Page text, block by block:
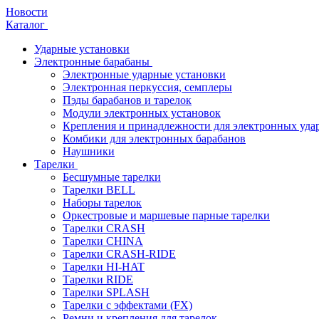
Новости
Каталог
Ударные установки
Электронные барабаны
Электронные ударные установки
Электронная перкуссия, семплеры
Пэды барабанов и тарелок
Модули электронных установок
Крепления и принадлежности для электронных
Комбики для электронных барабанов
Наушники
Тарелки
Бесшумные тарелки
Тарелки BELL
Наборы тарелок
Оркестровые и маршевые парные тарелки
Тарелки CRASH
Тарелки CHINA
Тарелки CRASH-RIDE
Тарелки HI-HAT
Тарелки RIDE
Тарелки SPLASH
Тарелки с эффектами (FX)